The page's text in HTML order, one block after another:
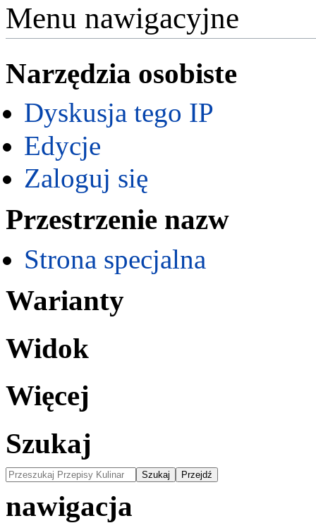
Menu nawigacyjne
Narzędzia osobiste
Dyskusja tego IP
Edycje
Zaloguj się
Przestrzenie nazw
Strona specjalna
Warianty
Widok
Więcej
Szukaj
nawigacja